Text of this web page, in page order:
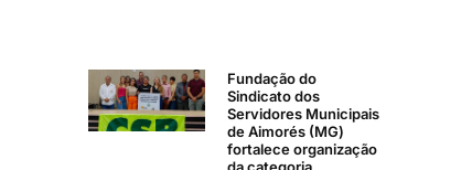
Fundação do
Sindicato dos
Servidores Municipais
de Aimorés (MG)
fortalece organização